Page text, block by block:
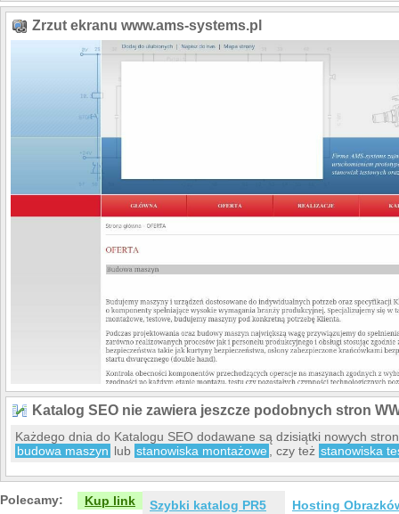
Zrzut ekranu www.ams-systems.pl
Katalog SEO nie zawiera jeszcze podobnych stron
Każdego dnia do Katalogu SEO dodawane są dzisiątki nowych
budowa maszyn lub stanowiska montażowe , czy też stanowiska
Polecamy: Kup link
Szybki katalog PR5
Hosting